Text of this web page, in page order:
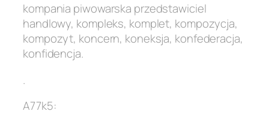
kompania piwowarska przedstawiciel
handlowy, kompleks, komplet, kompozycja,
kompozyt, koncern, koneksja, konfederacja,
konfidencja.
.
A77k5: